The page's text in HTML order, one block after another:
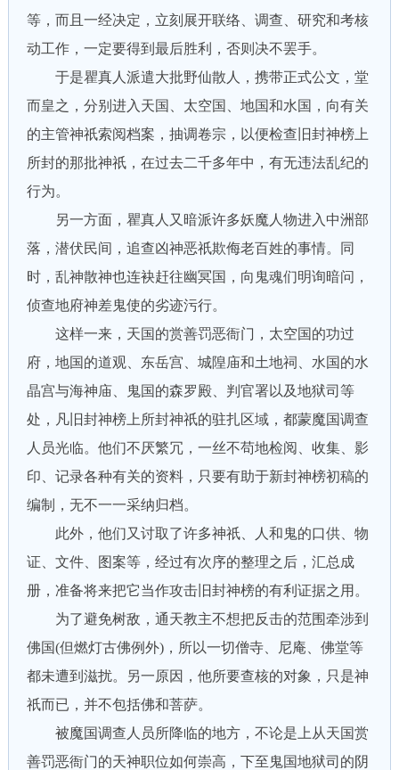
等，而且一经决定，立刻展开联络、调查、研究和考核
动工作，一定要得到最后胜利，否则决不罢手。
于是瞿真人派遣大批野仙散人，携带正式公文，堂
而皇之，分别进入天国、太空国、地国和水国，向有关
的主管神祇索阅档案，抽调卷宗，以便检查旧封神榜上
所封的那批神祇，在过去二千多年中，有无违法乱纪的
行为。
另一方面，瞿真人又暗派许多妖魔人物进入中洲部
落，潜伏民间，追查凶神恶祇欺侮老百姓的事情。同
时，乱神散神也连袂赶往幽冥国，向鬼魂们明询暗问，
侦查地府神差鬼使的劣迹污行。
这样一来，天国的赏善罚恶衙门，太空国的功过
府，地国的道观、东岳宫、城隍庙和土地祠、水国的水
晶宫与海神庙、鬼国的森罗殿、判官署以及地狱司等
处，凡旧封神榜上所封神祇的驻扎区域，都蒙魔国调查
人员光临。他们不厌繁冗，一丝不苟地检阅、收集、影
印、记录各种有关的资料，只要有助于新封神榜初稿的
编制，无不一一采纳归档。
此外，他们又讨取了许多神祇、人和鬼的口供、物
证、文件、图案等，经过有次序的整理之后，汇总成
册，准备将来把它当作攻击旧封神榜的有利证据之用。
为了避免树敌，通天教主不想把反击的范围牵涉到
佛国(但燃灯古佛例外)，所以一切僧寺、尼庵、佛堂等
都未遭到滋扰。另一原因，他所要查核的对象，只是神
祇而已，并不包括佛和菩萨。
被魔国调查人员所降临的地方，不论是上从天国赏
善罚恶衙门的天神职位如何崇高，下至鬼国地狱司的阴